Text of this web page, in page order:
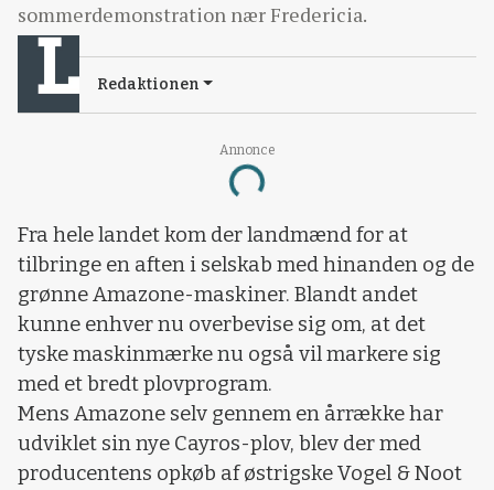
Annonce
Loading...
sommerdemonstration nær Fredericia.
Redaktionen
Fra hele landet kom der landmænd for at
tilbringe en aften i selskab med hinanden og de
grønne Amazone-maskiner. Blandt andet
kunne enhver nu overbevise sig om, at det
tyske maskinmærke nu også vil markere sig
med et bredt plovprogram.
Mens Amazone selv gennem en årrække har
udviklet sin nye Cayros-plov, blev der med
producentens opkøb af østrigske Vogel & Noot